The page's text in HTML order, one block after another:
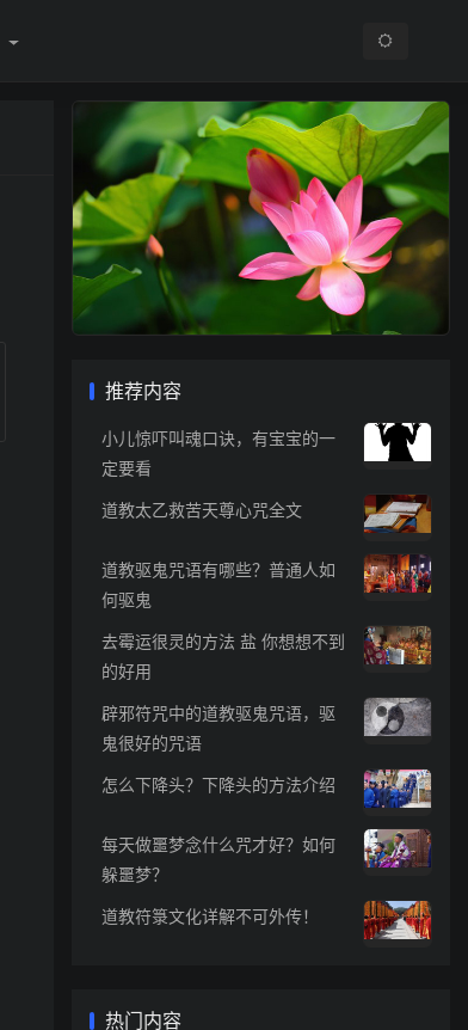
推荐内容
小儿惊吓叫魂口诀，有宝宝的一
定要看
道教太乙救苦天尊心咒全文
道教驱鬼咒语有哪些？普通人如
何驱鬼
去霉运很灵的方法 盐 你想想不到
的好用
辟邪符咒中的道教驱鬼咒语，驱
鬼很好的咒语
怎么下降头？下降头的方法介绍
每天做噩梦念什么咒才好？如何
躲噩梦？
道教符箓文化详解不可外传！
热门内容